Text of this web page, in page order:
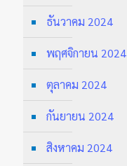
ธันวาคม 2024
พฤศจิกายน 2024
ตุลาคม 2024
กันยายน 2024
สิงหาคม 2024